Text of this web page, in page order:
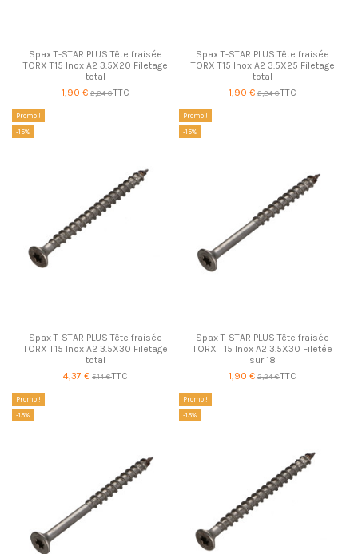
Spax T-STAR PLUS Tête fraisée
TORX T15 Inox A2 3.5X20 Filetage
total
1,90 € 2,24 €TTC
Spax T-STAR PLUS Tête fraisée
TORX T15 Inox A2 3.5X25 Filetage
total
1,90 € 2,24 €TTC
Promo !
-15%
Spax T-STAR PLUS Tête fraisée
TORX T15 Inox A2 3.5X30 Filetage
total
4,37 € 5,14 €TTC
Promo !
-15%
Spax T-STAR PLUS Tête fraisée
TORX T15 Inox A2 3.5X30 Filetée
sur 18
1,90 € 2,24 €TTC
Promo !
-15%
Promo !
-15%